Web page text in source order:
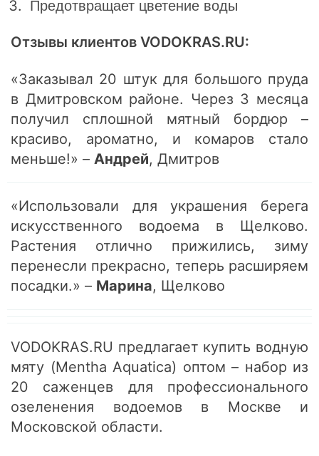
Предотвращает цветение воды
Отзывы клиентов VODOKRAS.RU:
«Заказывал 20 штук для большого пруда
в Дмитровском районе. Через 3 месяца
получил сплошной мятный бордюр –
красиво, ароматно, и комаров стало
меньше!» – Андрей, Дмитров
«Использовали для украшения берега
искусственного водоема в Щелково.
Растения отлично прижились, зиму
перенесли прекрасно, теперь расширяем
посадки.» – Марина, Щелково
VODOKRAS.RU предлагает купить водную
мяту (Mentha Aquatica) оптом – набор из
20 саженцев для профессионального
озеленения водоемов в Москве и
Московской области.